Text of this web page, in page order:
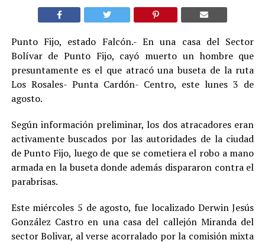
Punto Fijo, estado Falcón.- En una casa del Sector
Bolívar de Punto Fijo, cayó muerto un hombre que
presuntamente es el que atracó una buseta de la ruta
Los Rosales- Punta Cardón- Centro, este lunes 3 de
agosto.
Según información preliminar, los dos atracadores eran
activamente buscados por las autoridades de la ciudad
de Punto Fijo, luego de que se cometiera el robo a mano
armada en la buseta donde además dispararon contra el
parabrisas.
Este miércoles 5 de agosto, fue localizado Derwin Jesús
González Castro en una casa del callejón Miranda del
sector Bolivar, al verse acorralado por la comisión mixta